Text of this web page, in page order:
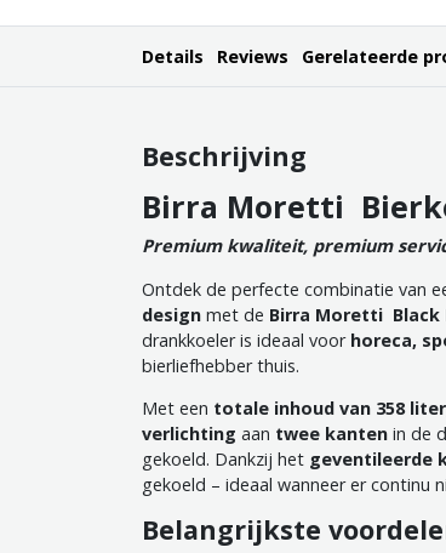
Details Reviews Gerelateerde
Beschrijving
Birra Moretti
Premium kwaliteit, premium
Ontdek de perfecte combinatie van
design met de Birra Moretti
drankkoeler is ideaal voor horeca,
bierliefhebber thuis.
Met een totale inhoud van 358 liter
verlichting aan twee kanten in de
gekoeld. Dankzij het geventileerde
gekoeld – ideaal wanneer er continu
Belangrijkste